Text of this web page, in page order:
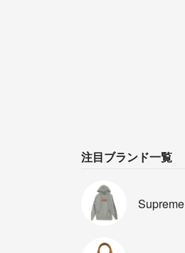
注目ブランド一覧
Supreme